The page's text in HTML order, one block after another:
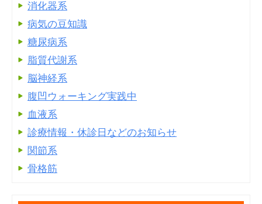
消化器系
病気の豆知識
糖尿病系
脂質代謝系
脳神経系
腹凹ウォーキング実践中
血液系
診療情報・休診日などのお知らせ
関節系
骨格筋